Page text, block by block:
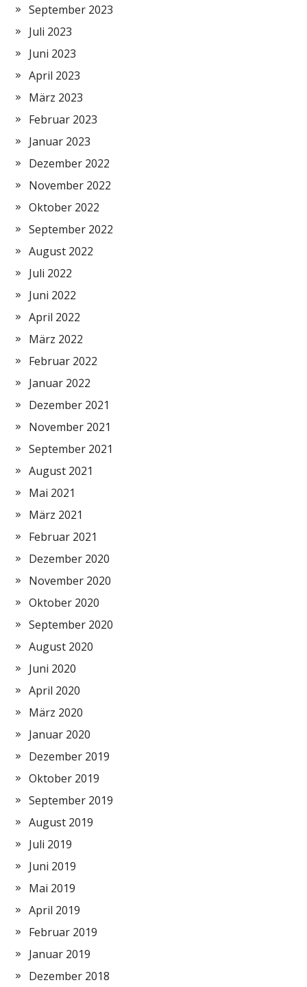
September 2023
Juli 2023
Juni 2023
April 2023
März 2023
Februar 2023
Januar 2023
Dezember 2022
November 2022
Oktober 2022
September 2022
August 2022
Juli 2022
Juni 2022
April 2022
März 2022
Februar 2022
Januar 2022
Dezember 2021
November 2021
September 2021
August 2021
Mai 2021
März 2021
Februar 2021
Dezember 2020
November 2020
Oktober 2020
September 2020
August 2020
Juni 2020
April 2020
März 2020
Januar 2020
Dezember 2019
Oktober 2019
September 2019
August 2019
Juli 2019
Juni 2019
Mai 2019
April 2019
Februar 2019
Januar 2019
Dezember 2018